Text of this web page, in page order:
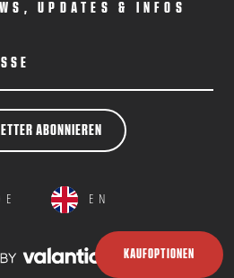
KAUFOPTIONEN
UPDATES & INFOS
ABONNIEREN
EN